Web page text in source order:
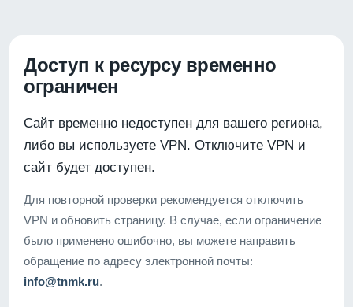
Доступ к ресурсу временно
ограничен
Сайт временно недоступен для вашего региона,
либо вы используете VPN. Отключите VPN и
сайт будет доступен.
Для повторной проверки рекомендуется отключить
VPN и обновить страницу. В случае, если ограничение
было применено ошибочно, вы можете направить
обращение по адресу электронной почты:
info@tnmk.ru.